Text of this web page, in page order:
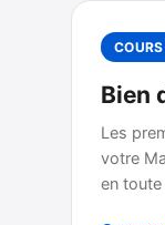
Bien
Les
votre
en